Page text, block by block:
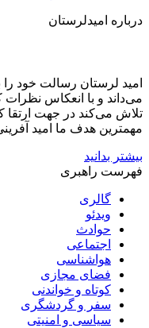
درباره امیدلرستان
امید لرستان رسالت خود
می‌داند و با انعکاس نظرات
تلاش می‌کند در جهت ارتقا
مهمترین هدف ما امید
بیشتر بدانید
فهرست راهبری
گالری
ویدئو
حوادث
اجتماعی
هواشناسی
فضای مجازی
کوتاه و خواندنی
سفر و گردشگری
سیاسی و امنیتی